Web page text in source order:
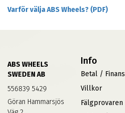
Varför välja ABS Wheels? (PDF)
ABS WHEELS
SWEDEN AB
556839 5429
Göran Hammarsjös
Info
Betal / Finans
Villkor
Fälgprovaren